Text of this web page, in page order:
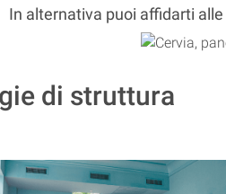
In alternativa puoi affidarti alle
di struttura